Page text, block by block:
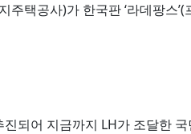
택공사)가 한국판 ‘라데팡
되어 지금까지 LH가 조달한